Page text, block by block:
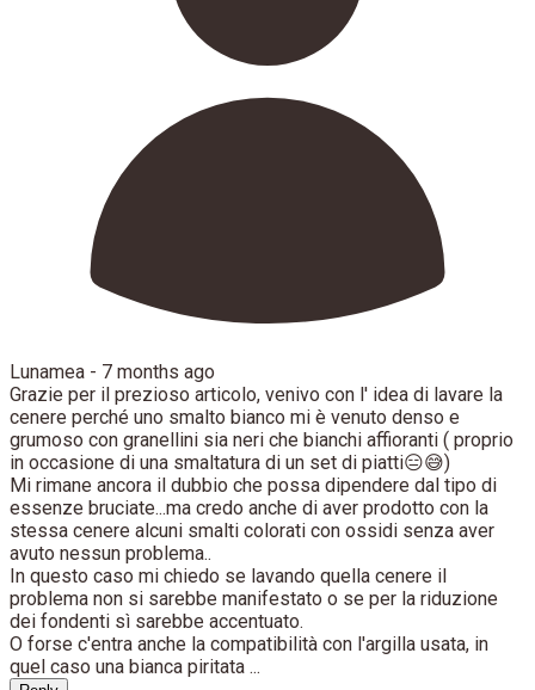
Lunamea - 7 months ago
Grazie per il prezioso articolo, venivo con l' idea di lavare la
cenere perché uno smalto bianco mi è venuto denso e
grumoso con granellini sia neri che bianchi affioranti ( proprio
in occasione di una smaltatura di un set di piatti😑😅)
Mi rimane ancora il dubbio che possa dipendere dal tipo di
essenze bruciate...ma credo anche di aver prodotto con la
stessa cenere alcuni smalti colorati con ossidi senza aver
avuto nessun problema..
In questo caso mi chiedo se lavando quella cenere il
problema non si sarebbe manifestato o se per la riduzione
dei fondenti sì sarebbe accentuato.
O forse c'entra anche la compatibilità con l'argilla usata, in
quel caso una bianca piritata ...